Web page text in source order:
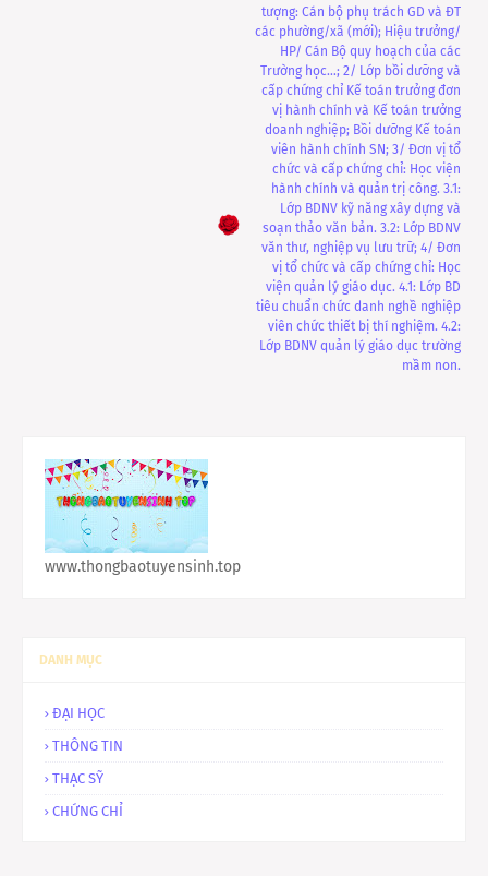
tượng: Cán bộ phụ trách GD và ĐT
các phường/xã (mới); Hiệu trưởng/
HP/ Cán Bộ quy hoạch của các
Trường học…; 2/ Lớp bồi dưỡng và
cấp chứng chỉ Kế toán trưởng đơn
vị hành chính và Kế toán trưởng
doanh nghiệp; Bồi dưỡng Kế toán
viên hành chính SN; 3/ Đơn vị tổ
chức và cấp chứng chỉ: Học viện
hành chính và quản trị công. 3.1:
Lớp BDNV kỹ năng xây dựng và
soạn thảo văn bản. 3.2: Lớp BDNV
văn thư, nghiệp vụ lưu trữ; 4/ Đơn
vị tổ chức và cấp chứng chỉ: Học
viện quản lý giáo dục. 4.1: Lớp BD
tiêu chuẩn chức danh nghề nghiệp
viên chức thiết bị thí nghiệm. 4.2:
Lớp BDNV quản lý giáo dục trường
mầm non.
www.thongbaotuyensinh.top
DANH MỤC
ĐẠI HỌC
THÔNG TIN
THẠC SỸ
CHỨNG CHỈ